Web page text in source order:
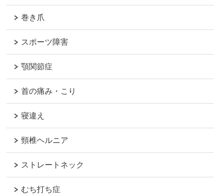
巻き爪
スポーツ障害
顎関節症
首の痛み・こり
寝違え
頸椎ヘルニア
ストレートネック
むち打ち症